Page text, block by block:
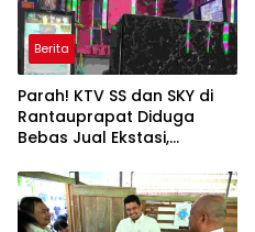
Berita
Parah! KTV SS dan SKY di
Rantauprapat Diduga
Bebas Jual Ekstasi,
Ribu per Butir